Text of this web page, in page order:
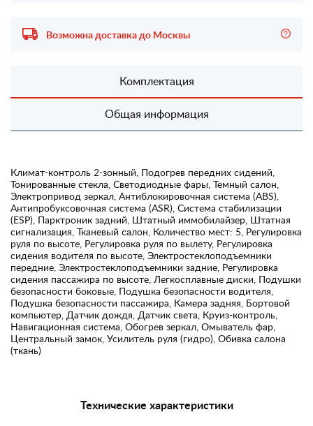
Возможна доставка до Москвы
Комплектация
Общая информация
Климат-контроль 2-зонный, Подогрев передних сидений,
Тонированные стекла, Светодиодные фары, Темный салон,
Электропривод зеркал, Антиблокировочная система (ABS),
Антипробуксовочная система (ASR), Система стабилизации
(ESP), Парктроник задний, Штатный иммобилайзер, Штатная
сигнализация, Тканевый салон, Количество мест: 5, Регулировка
руля по высоте, Регулировка руля по вылету, Регулировка
сидения водителя по высоте, Электростеклоподъемники
передние, Электростеклоподъемники задние, Регулировка
сидения пассажира по высоте, Легкосплавные диски, Подушки
безопасности боковые, Подушка безопасности водителя,
Подушка безопасности пассажира, Камера задняя, Бортовой
компьютер, Датчик дождя, Датчик света, Круиз-контроль,
Навигационная система, Обогрев зеркал, Омыватель фар,
Центральный замок, Усилитель руля (гидро), Обивка салона
(ткань)
Технические характеристики